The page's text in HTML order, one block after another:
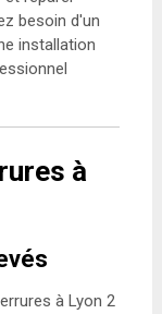
besoin d'un
installation
à
à Lyon 2